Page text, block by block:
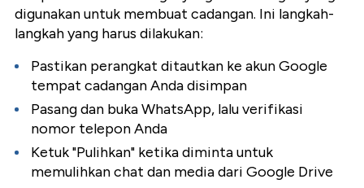
digunakan untuk membuat cadangan. Ini langkah-
langkah yang harus dilakukan:
Pastikan perangkat ditautkan ke akun Google
tempat cadangan Anda disimpan
Pasang dan buka WhatsApp, lalu verifikasi
nomor telepon Anda
Ketuk "Pulihkan" ketika diminta untuk
memulihkan chat dan media dari Google Drive